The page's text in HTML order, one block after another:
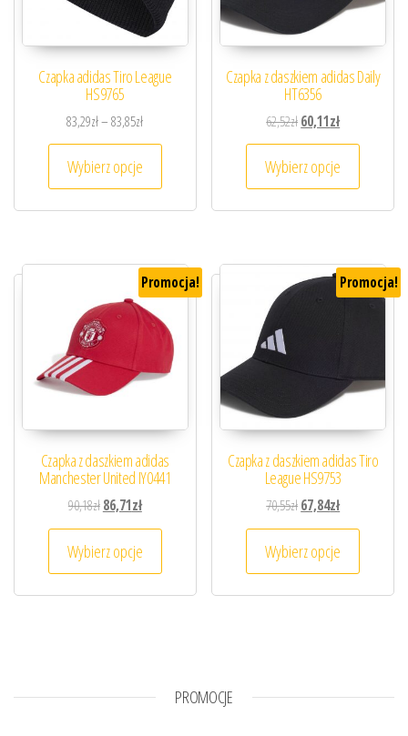
Czapka adidas Tiro League
HS9765
83,29zł– 83,85złZakres cen: od 83,29zł do 83,85zł
Wybierz opcje
Ten produkt ma wiele wariantów. Opcje
Czapka z daszkiem adidas Daily
HT6356
62,52złPierwotna cena
60,11złAktualna cena
Wybierz opcje
Ten
Promocja!
Czapka z daszkiem adidas
Manchester United IY0441
90,18złPierwotna cena wynosiła: 90,18zł.
86,71złAktualna cena wynosi: 86,71zł.
Wybierz opcje
Ten produkt ma wiele wariantów. Opcje
Promocja!
Czapka z daszkiem adidas Tiro
League HS9753
70,55złPierwotna cena
67,84złAktualna cena
Wybierz opcje
Ten
PROMOCJE